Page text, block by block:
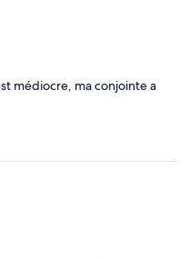
médiocre, ma conjointe a